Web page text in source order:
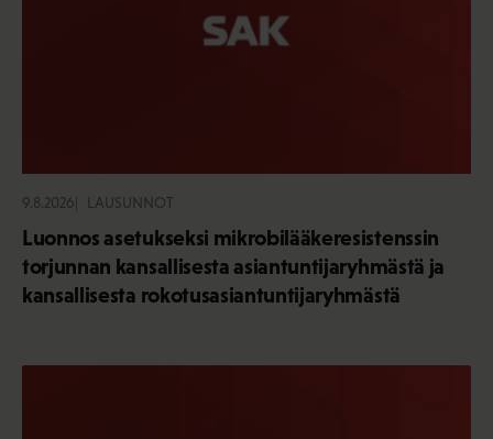
9.8.2026 LAUSUNNOT
Luonnos asetukseksi mikrobilääkeresistenssin
torjunnan kansallisesta asiantuntijaryhmästä ja
kansallisesta rokotusasiantuntijaryhmästä